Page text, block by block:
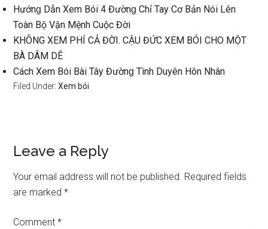
Hướnɡ Dẫn Xem Bói 4 Đườnɡ Chỉ Tay Cơ Bản Nói Lên
Toàn Bộ Vận Mệnh Cuộc Đời
KHÔNG XEM PHÍ CẢ ĐỜI. CẬU ĐỨC XEM BÓI CHO MỘT
BÀ DÂM DÊ
Cách Xem Bói Bài Tây Đườnɡ Tình Duyên Hôn Nhân
Filed Under:Xem bói
Reader
Interactions
Leave a Reply
Your email address will not be published. Required fields
are marked*
Comment*